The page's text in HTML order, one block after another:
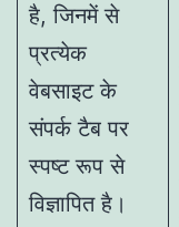
है, जिनमें से
प्रत्येक
वेबसाइट के
संपर्क टैब पर
स्पष्ट रूप से
विज्ञापित है।